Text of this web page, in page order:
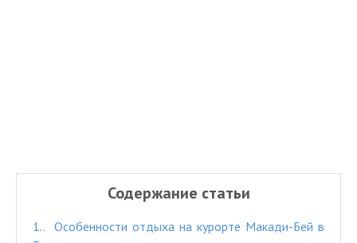
Содержание статьи
1.
Особенности отдыха на курорте Макади-Бей в